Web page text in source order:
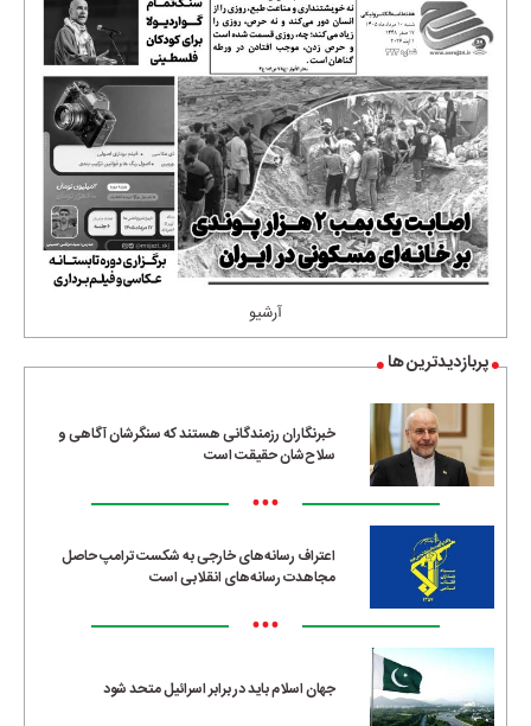
آرشیو
پربازدیدترین ها
خبرنگاران رزمندگانی هستند که سنگرشان آگاهی و
سلاح‌شان حقیقت است
•••
اعتراف رسانه‌های خارجی به شکست ترامپ حاصل
مجاهدت رسانه‌های انقلابی است
•••
جهان اسلام باید در برابر اسرائیل متحد شود